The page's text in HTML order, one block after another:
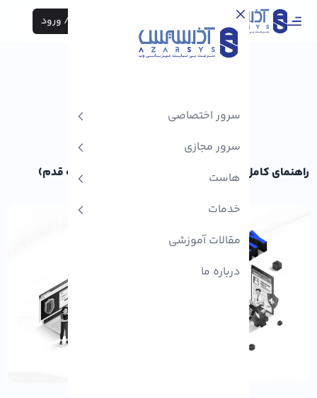
ثبت نام / ورود
سرور اختصاصی
سرور مجازی
هاست
خدمات
مقالات آموزشی
درباره ما
راهنمای کامل ورود به سامانه تامین اجتماعی (قدم‌ به‌ قدم)